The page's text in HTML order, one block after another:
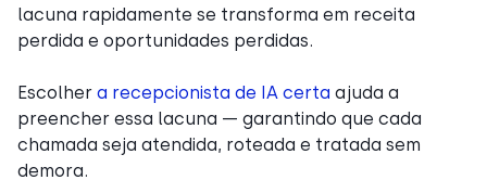
lacuna rapidamente se transforma em receita
perdida e oportunidades perdidas.
Escolher a recepcionista de IA certa ajuda a
preencher essa lacuna — garantindo que cada
chamada seja atendida, roteada e tratada sem
demora.